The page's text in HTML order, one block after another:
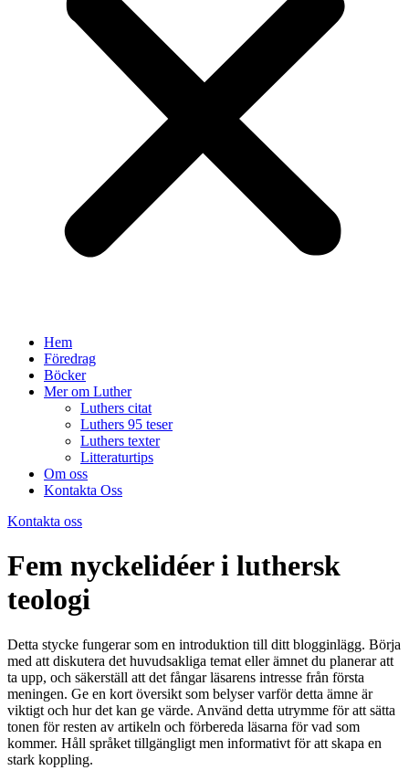
Hem
Föredrag
Böcker
Mer om Luther
Luthers citat
Luthers 95 teser
Luthers texter
Litteraturtips
Om oss
Kontakta Oss
Kontakta oss
Fem nyckelidéer i luthersk
teologi
Detta stycke fungerar som en introduktion till ditt blogginlägg. Börja
med att diskutera det huvudsakliga temat eller ämnet du planerar att
ta upp, och säkerställ att det fångar läsarens intresse från första
meningen. Ge en kort översikt som belyser varför detta ämne är
viktigt och hur det kan ge värde. Använd detta utrymme för att sätta
tonen för resten av artikeln och förbereda läsarna för vad som
kommer. Håll språket tillgängligt men informativt för att skapa en
stark koppling.